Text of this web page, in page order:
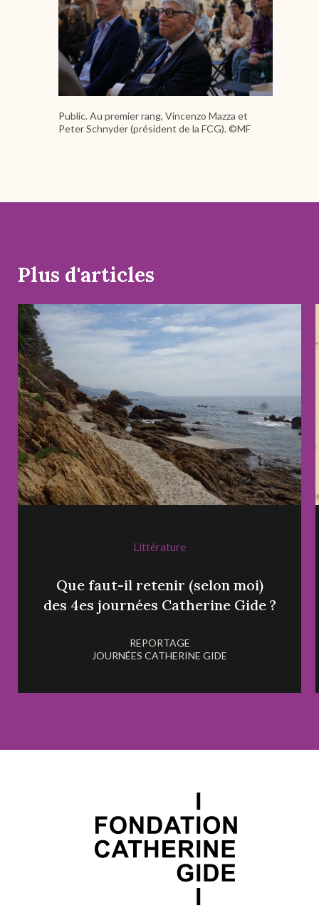
Public. Au premier rang, Vincenzo Mazza et
Peter Schnyder (président de la FCG). ©MF
Plus d'articles
Littérature
Que faut-il retenir (selon moi)
des 4es journées Catherine Gide ?
REPORTAGE
JOURNÉES CATHERINE GIDE